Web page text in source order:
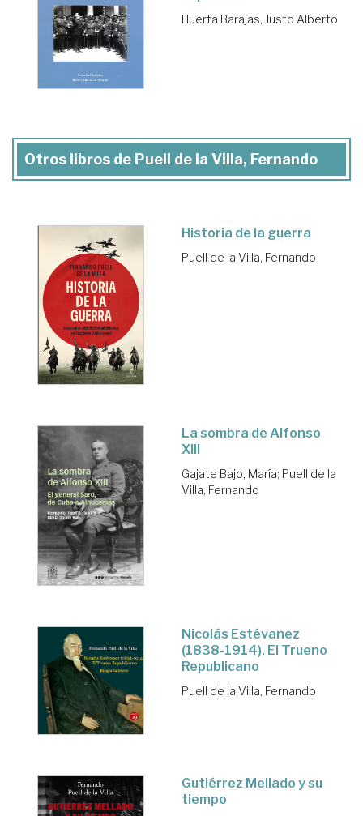
Huerta Barajas, Justo Alberto
Otros libros de Puell de la Villa, Fernando
Historia de la guerra
Puell de la Villa, Fernando
La sombra de Alfonso
XIII
Gajate Bajo, María; Puell de la
Villa, Fernando
Nicolás Estévanez
(1838-1914). El Trueno
Republicano
Puell de la Villa, Fernando
Gutiérrez Mellado y su
tiempo